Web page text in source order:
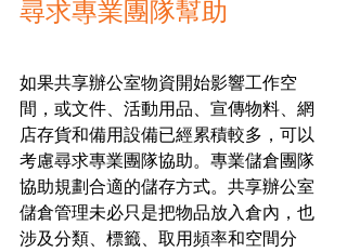
尋求專業團隊幫助
如果共享辦公室物資開始影響工作空
間，或文件、活動用品、宣傳物料、網
店存貨和備用設備已經累積較多，可以
考慮尋求專業團隊協助。專業儲倉團隊
協助規劃合適的儲存方式。共享辦公室
儲倉管理未必只是把物品放入倉內，也
涉及分類、標籤、取用頻率和空間分